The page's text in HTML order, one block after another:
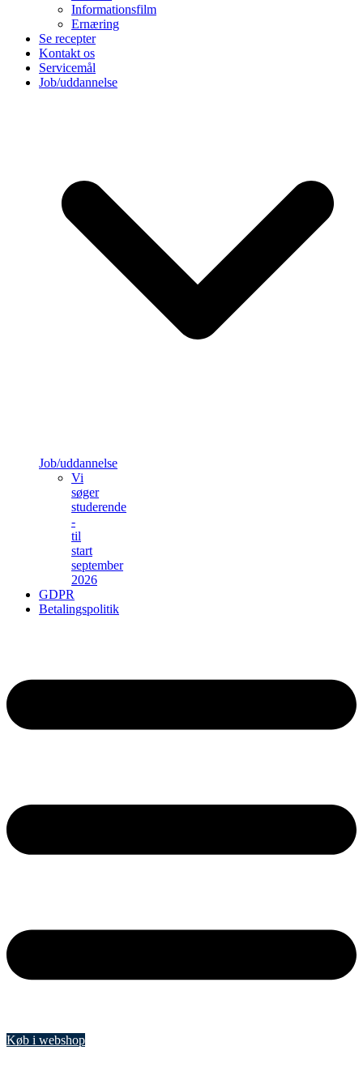
Informationsfilm
Ernæring
Se recepter
Kontakt os
Servicemål
Job/uddannelse
Job/uddannelse
Vi
søger
studerende
-
til
start
september
2026
GDPR
Betalingspolitik
Køb i webshop